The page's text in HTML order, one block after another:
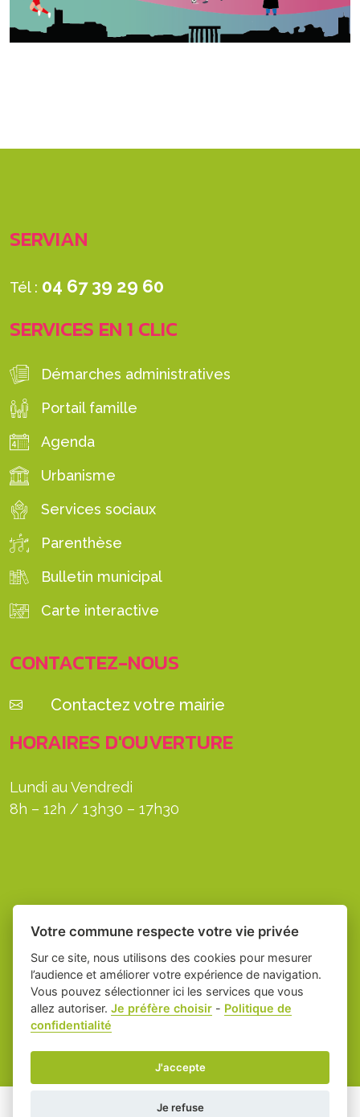
SERVIAN
Tél : 04 67 39 29 60
SERVICES EN 1 CLIC
Démarches administratives
Portail famille
Agenda
Urbanisme
Services sociaux
Parenthèse
Bulletin municipal
Carte interactive
CONTACTEZ-NOUS
Contactez votre mairie
HORAIRES D'OUVERTURE
Lundi au Vendredi
8h – 12h / 13h30 – 17h30
Place du village la solution web et appli
des collectivités
-
Mentions légales-- Gestion des cookies
Votre commune respecte votre vie privée
Sur ce site, nous utilisons des cookies pour mesurer
l’audience et améliorer votre expérience de navigation.
Vous pouvez sélectionner ici les services que vous
allez autoriser.Je préfère choisir - Politique de
confidentialité
J'accepte
Je refuse